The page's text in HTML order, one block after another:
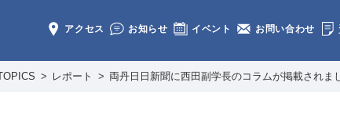
アクセス お知らせ イベント お問い合わせ
レポート 両丹日日新聞に西田副学長のコラムが掲載されま